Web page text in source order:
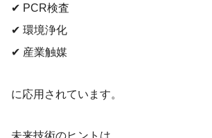
✔ PCR検査
✔ 環境浄化
✔ 産業触媒
に応用されています。